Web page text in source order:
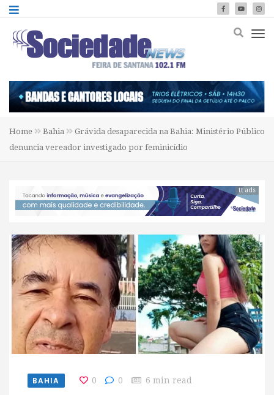
Home Bahia
Grávida desaparecida na Bahia: Ministério Público
denuncia vereador investigado por feminicídio
tt ads
BAHIA 0 0 6 min read